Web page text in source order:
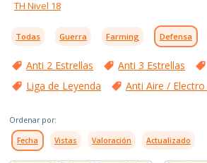
TH Nivel 18
Todas Guerra Farming Defensa
Anti 2 Estrellas Anti 3 Estrellas
Liga de Leyenda
Anti Aire /
Ordenar por:
Fecha Vistas Valoración Actualizado